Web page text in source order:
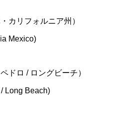
カリフォルニア州）
Mexico)
ドロ / ロングビーチ）
Long Beach)